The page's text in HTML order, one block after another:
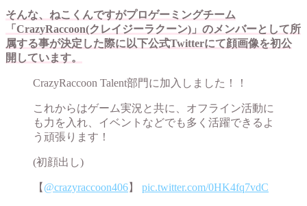
そんな、ねこくんですがプロゲーミングチーム
「CrazyRaccoon(クレイジーラクーン)」のメンバーとして所
属する事が決定した際に以下公式Twitterにて顔画像を初公
開しています。
CrazyRaccoon Talent部門に加入しました！！
これからはゲーム実況と共に、オフライン活動に
も力を入れ、イベントなどでも多く活躍できるよ
う頑張ります！
(初顔出し)
【 @crazyraccoon406】 pic.twitter.com/0HK4fq7vdC